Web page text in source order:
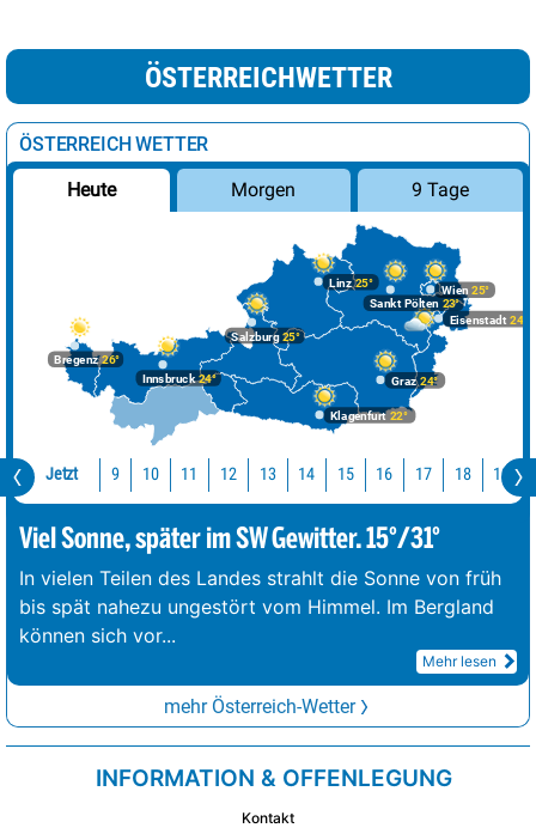
ÖSTERREICHWETTER
ÖSTERREICH WETTER
Heute Morgen 9 Tage
Bregenz26°
Graz24°
Innsbruck24°
Klagenfurt 22°
Linz25°
Salzburg25°
Wien 25°
Eisenstadt 24°
Sankt Pölten 23°
Jetzt 9 10 11 12 13 14 15 16 17 18 19
Viel Sonne, später im SW Gewitter. 15°/31°
In vielen Teilen des Landes strahlt die Sonne von früh
bis spät nahezu ungestört vom Himmel. Im Bergland
können sich vor...
Mehr lesen
mehr Österreich-Wetter
INFORMATION & OFFENLEGUNG
Kontakt